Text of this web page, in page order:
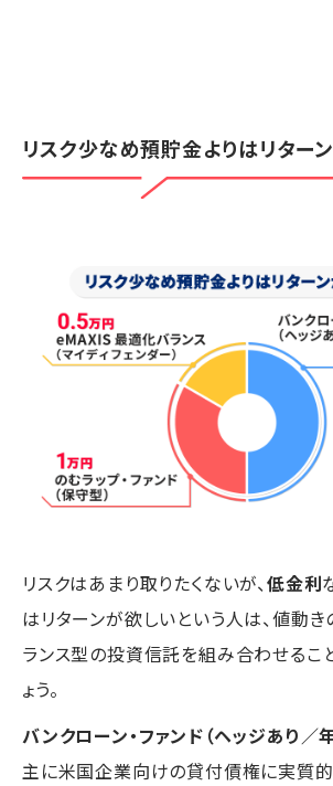
リスク少なめ預貯金よりはリター
リスクはあまり取りたくないが、低金利
はリターンが欲しいという人は、値動
ランス型の投資信託を組み合わせるこ
ょう。
バンクローン・ファンド（ヘッジあり／
主に米国企業向けの貸付債権に実質